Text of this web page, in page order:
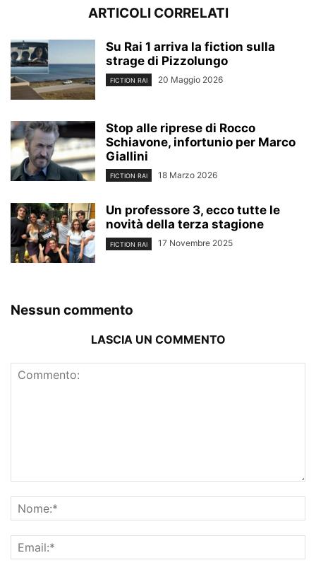
ARTICOLI CORRELATI
Su Rai 1 arriva la fiction sulla
strage di Pizzolungo
FICTION RAI 20 Maggio 2026
Stop alle riprese di Rocco
Schiavone, infortunio per Marco
Giallini
FICTION RAI 18 Marzo 2026
Un professore 3, ecco tutte le
novità della terza stagione
FICTION RAI 17 Novembre 2025
Nessun commento
LASCIA UN COMMENTO